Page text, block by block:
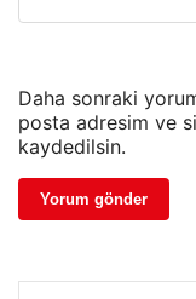
Daha sonraki
posta adresim ve
kaydedilsin.